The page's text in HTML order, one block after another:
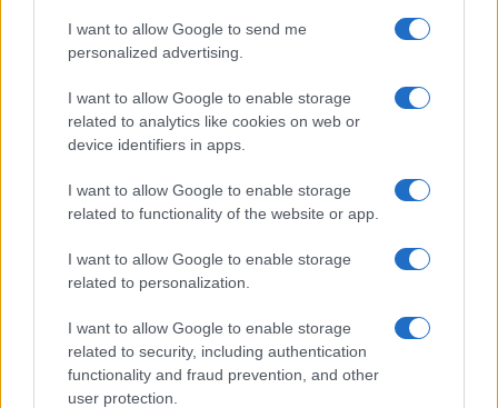
I want to allow Google to send me
personalized advertising.
I want to allow Google to enable storage
related to analytics like cookies on web or
device identifiers in apps.
I want to allow Google to enable storage
related to functionality of the website or app.
I want to allow Google to enable storage
related to personalization.
I want to allow Google to enable storage
related to security, including authentication
functionality and fraud prevention, and other
user protection.
Kinza Babylon Staked
BTC
$83,270.00
Steakhouse EURCV
Morpho Vault
$100,000,000,000,000.00
(EPOCH)
Stride Staked Injective
(STINJ)
$16.49